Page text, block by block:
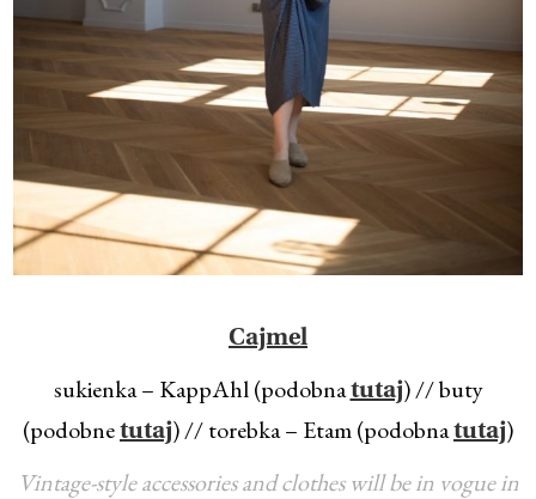
Cajmel
sukienka – KappAhl (podobnatutaj) // buty
(podobne tutaj) // torebka – Etam (podobnatutaj)
Vintage-style accessories and clothes will be in vogue in